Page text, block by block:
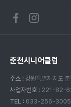
춘천시니어클럽
주소 : 강원특별자치도
사업자번호 : 221-82-
TEL : 033-256-